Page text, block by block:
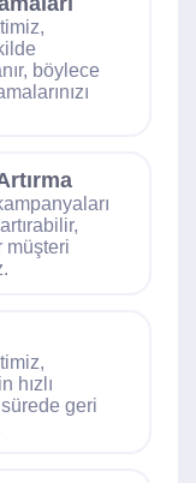
böylece
müşteri
hızlı
geri